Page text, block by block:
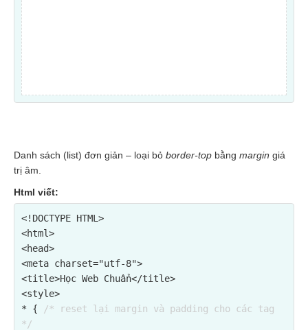
Danh sách (list) đơn giản – loại bỏ border-top bằng margin giá
trị âm.
Html viết:
<!DOCTYPE HTML>
<html>
<head>
<meta charset="utf-8">
<title>Học Web Chuẩn</title>
<style>
* {
/* reset lại margin và padding cho các tag
*/